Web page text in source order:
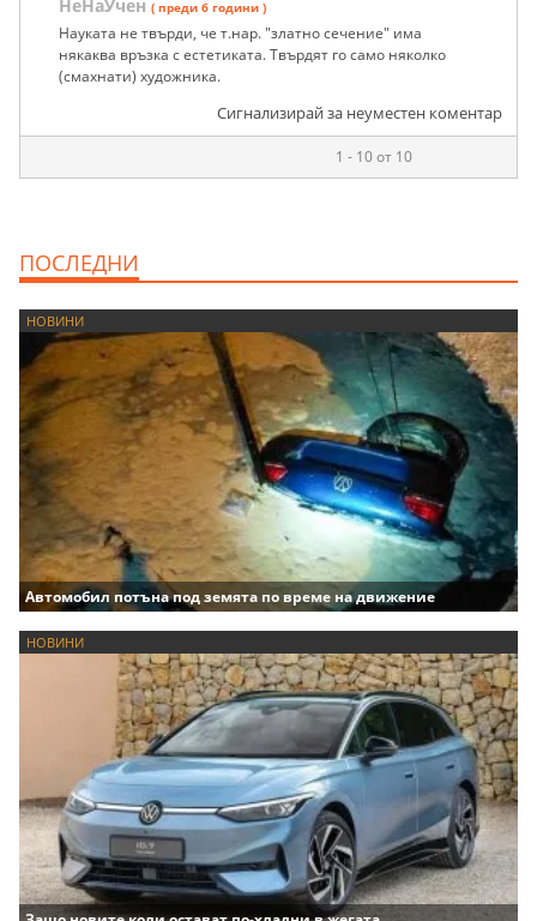
НеНаУчен ( преди 6 години )
Науката не твърди, че т.нар. "златно сечение" има
някаква връзка с естетиката. Твърдят го само няколко
(смахнати) художника.
Сигнализирай за неуместен коментар
1 - 10 от 10
ПОСЛЕДНИ
НОВИНИ
Автомобил потъна под земята по време на движение
НОВИНИ